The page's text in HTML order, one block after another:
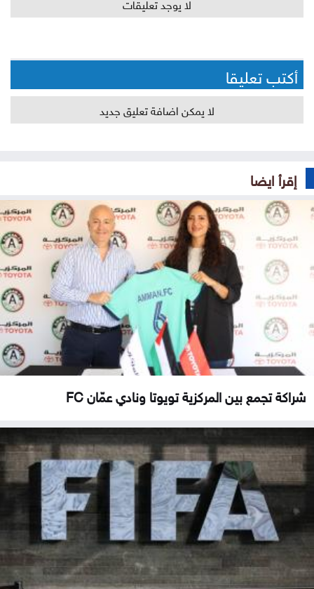
أكتب تعليقا
لا يمكن اضافة تعليق جديد
إقرأ ايضا
شراكة تجمع بين المركزية تويوتا ونادي عمّان FC